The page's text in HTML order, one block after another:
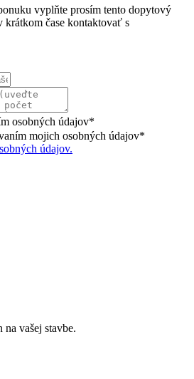
vyplňte prosím tento dopytový
krátkom čase kontaktovať s
osobných údajov*
mojich osobných údajov*
údajov.
vašej stavbe.